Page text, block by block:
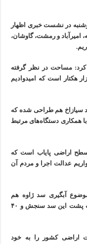
در نشست خبری اظهار
امیرآباد و رمشت، گاوشان،
کرد: مساحت در نظر گرفته
هکتار است که امیدوادیم
پایاب سد سیازاخ هم طراحی شده که
با همکاری دستگاه‌های مرتبط
سطح اراضی پایاب است که
عدالت اجرا و مردم آن
آبگیری سد ژاوه هم
اشاره کرد و گفت: قرار شده وضعیت کیفی آب پشت این سد سنجش و ۴۰
اینکه کردستان ۱.۸ مساحت اراضی کشور را به خود